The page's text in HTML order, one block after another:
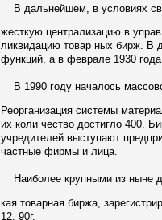
В дальнейшем, в условиях
жесткую централизацию в
ликвидацию товар ных бирж. В
функций, а в феврале 1930
В 1990 году началось
Реорганизация системы
их коли чество достигло 400.
учредителей выступают
частные фирмы и лица.
Наиболее крупными из ныне
кая товарная биржа,
12. 90г.